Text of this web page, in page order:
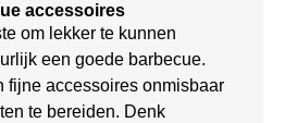
accessoires
om lekker te kunnen
een goede barbecue.
fijne accessoires onmisbaar
te bereiden. Denk